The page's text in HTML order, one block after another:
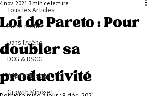
Tous les Articles
Fiche métier
Dans l'Arène
DCG & DSCG
Apprentissage
Growth Mindset
Loi de Pareto : Pour
doubler sa
productivité
4 nov. 2021 3 min de lecture